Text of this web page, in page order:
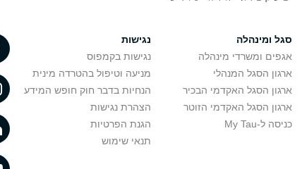
סגל ומינהלה
אגפים ומשרדי מינהלה
ארגון הסגל המנהלי
ארגון הסגל האקדמי הבכיר
ארגון הסגל האקדמי הזוטר
כניסה ל-My Tau
נגישות
נגישות בקמפוס
מניעה וטיפול בהטרדה מינית
הנחיות בדבר חוק חופש המידע
הצהרת נגישות
הגנת הפרטיות
תנאי שימוש